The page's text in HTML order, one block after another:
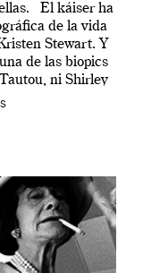
El káiser ha
de la vida
Stewart. Y
de las biopics
ni Shirley
él […]